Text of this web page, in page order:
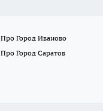
Про Город Иваново
Про Город Саратов